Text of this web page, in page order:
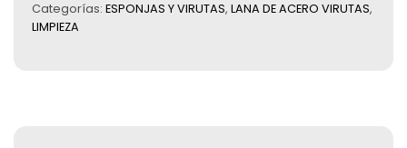
Categorías: ESPONJAS Y VIRUTAS, LANA DE ACERO VIRUTAS,
LIMPIEZA